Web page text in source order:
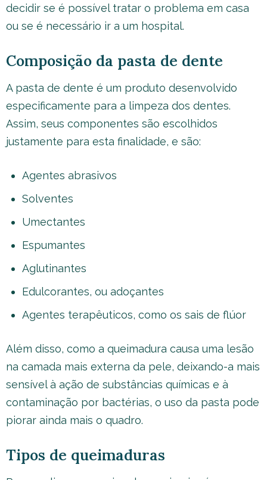
decidir se é possível tratar o problema em casa
ou se é necessário ir a um hospital.
Composição da pasta de dente
A pasta de dente é um produto desenvolvido
especificamente para a limpeza dos dentes.
Assim, seus componentes são escolhidos
justamente para esta finalidade, e são:
Agentes abrasivos
Solventes
Umectantes
Espumantes
Aglutinantes
Edulcorantes, ou adoçantes
Agentes terapêuticos, como os sais de flúor
Além disso, como a queimadura causa uma lesão
na camada mais externa da pele, deixando-a mais
sensível à ação de substâncias químicas e à
contaminação por bactérias, o uso da pasta pode
piorar ainda mais o quadro.
Tipos de queimaduras